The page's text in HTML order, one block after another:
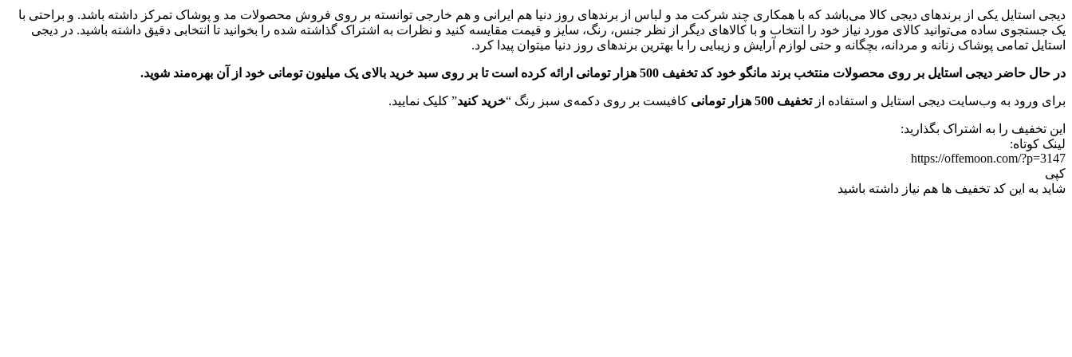
دیجی استایل یکی از برندهای دیجی کالا می‌باشد که با همکاری چند شرکت مد و لباس از برندهای روز دنیا هم ایرانی و هم خارجی توانسته بر روی فروش محصولات مد و پوشاک تمرکز داشته باشد. و براحتی با
یک جستجوی ساده می‌توانید کالای مورد نیاز خود را انتخاب و با کالاهای دیگر از نظر جنس، رنگ، سایز و قیمت مقایسه کنید و نظرات به اشتراک گذاشته شده را بخوانید تا انتخابی دقیق داشته باشید. در دیجی
استایل تمامی پوشاک زنانه و مردانه، بچگانه و حتی لوازم آرایش و زیبایی را با بهترین برندهای روز دنیا میتوان پیدا کرد.
در حال حاضر دیجی استایل بر روی محصولات منتخب برند مانگو خود کد تخفیف 500 هزار تومانی ارائه کرده است تا بر روی سبد خرید بالای یک میلیون تومانی خود از آن بهره‌مند شوید.
برای ورود به وب‌سایت دیجی استایل و استفاده از تخفیف 500 هزار تومانی کافیست بر روی دکمه‌ی سبز رنگ “خرید کنید” کلیک نمایید.
این تخفیف را به اشتراک بگذارید:
لینک کوتاه:
https://offemoon.com/?p=3147
کپی
شاید به این کد تخفیف ها هم نیاز داشته باشید